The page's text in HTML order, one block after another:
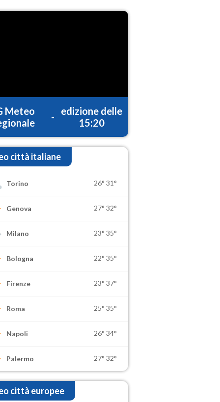
Meteo
-
edizione delle
15:20
città italiane
Torino 26° 31°
Genova 27° 32°
Milano 23° 35°
Bologna 22° 35°
Firenze 23° 37°
Roma 25° 35°
Napoli 26° 34°
Palermo 27° 32°
città europee